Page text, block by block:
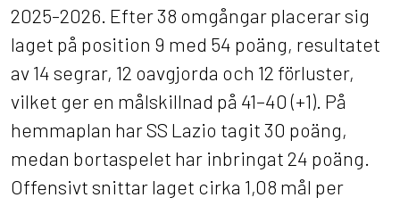
2025-2026. Efter 38 omgångar placerar sig
laget på position 9 med 54 poäng, resultatet
av 14 segrar, 12 oavgjorda och 12 förluster,
vilket ger en målskillnad på 41–40 (+1). På
hemmaplan har SS Lazio tagit 30 poäng,
medan bortaspelet har inbringat 24 poäng.
Offensivt snittar laget cirka 1,08 mål per